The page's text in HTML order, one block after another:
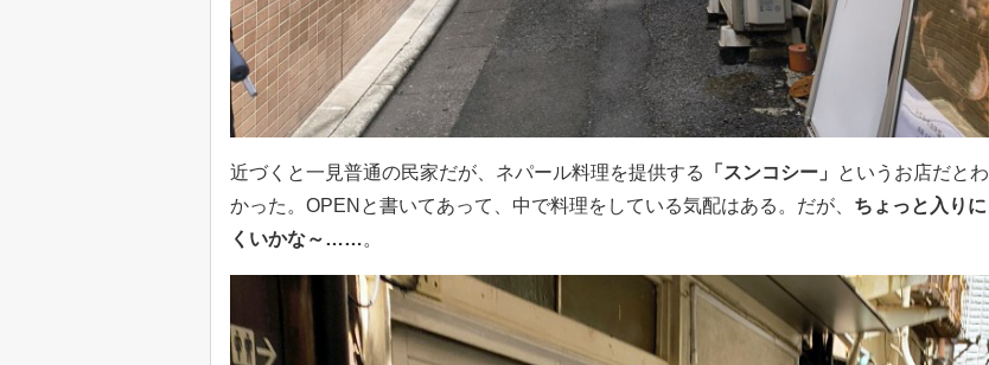
近づくと一見普通の民家だが、ネパール料理を提供する 「スンコシー」
というお店だとわ
かった。OPENと書いてあって、中で料理をしている気配はある。だが、 ちょっと入りに
くいかな～……。